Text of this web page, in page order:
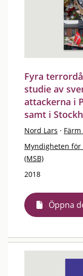
Fyra
studie av
attackerna i
samt i
Nord Lars ·
Myndigheten för
(MSB)
2018
Öppna